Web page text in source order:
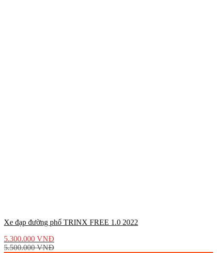
Xe đạp đường phố TRINX FREE 1.0 2022
5.300.000 VNĐ
5.500.000VNĐ